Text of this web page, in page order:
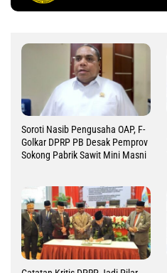
Soroti Nasib Pengusaha OAP, F-
Golkar DPRP PB Desak Pemprov
Sokong Pabrik Sawit Mini Masni